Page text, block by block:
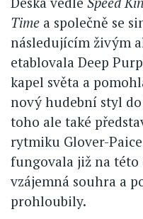
Time a společně se
následujícím živým
etablovala Deep
kapel světa a
nový hudební styl
toho ale také
rytmiku Glover-
fungovala již na této
vzájemná souhra a
prohloubily.